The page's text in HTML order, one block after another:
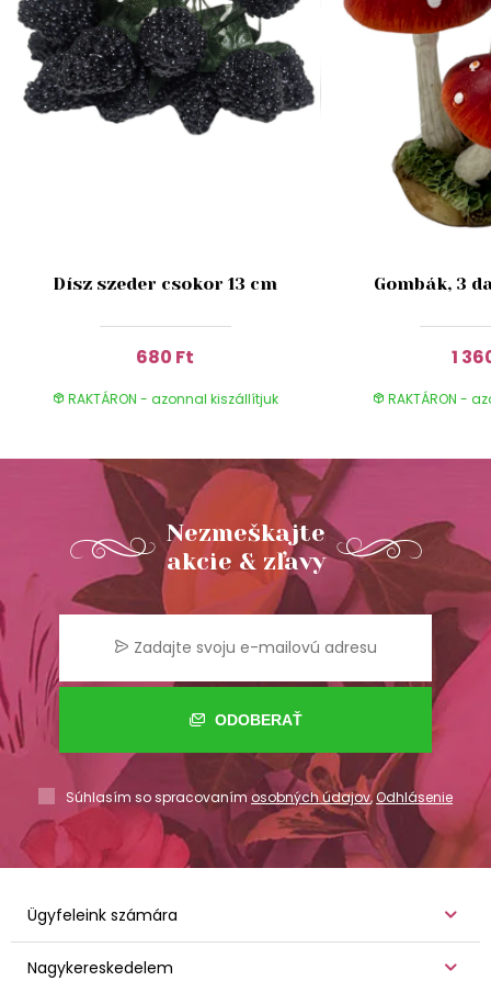
Dísz szeder csokor 13 cm
680 Ft
RAKTÁRON - azonnal kiszállítjuk
Gombák, 3
1
RAKTÁRON -
Nezmeškajte
akcie & zľavy
ODOBERAŤ
Súhlasím so spracovaním osobných údajov,Odhlásenie
Ügyfeleink számára
Nagykereskedelem